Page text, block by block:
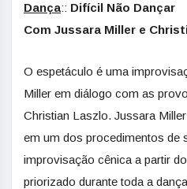
Dança:: Difícil Não Dançar
Com Jussara Miller e
O espetáculo é uma
Miller em diálogo com as
Christian Laszlo. Jussara
em um dos procedimentos de
improvisação cênica a partir
priorizado durante toda a